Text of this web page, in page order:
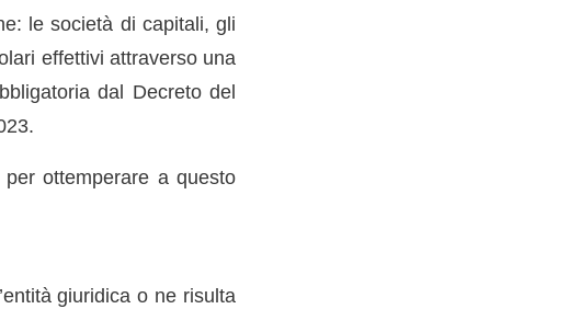
le società di capitali, gli
effettivi attraverso una
dal Decreto del
ottemperare a questo
giuridica o ne risulta